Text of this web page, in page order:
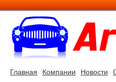
Главная Компании Новости